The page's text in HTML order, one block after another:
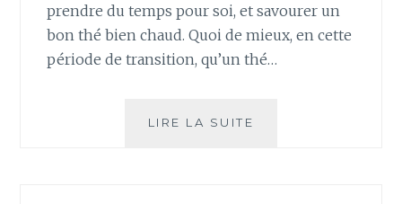
prendre du temps pour soi, et savourer un
bon thé bien chaud. Quoi de mieux, en cette
période de transition, qu’un thé…
LIRE LA SUITE